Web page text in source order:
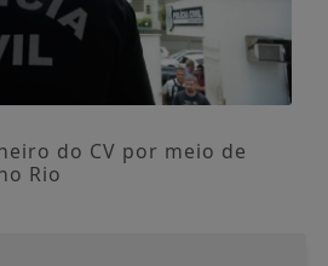
do CV por meio de
Rio